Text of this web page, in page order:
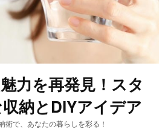
力を再発見！スタ
納とDIYアイデア
術で、あなたの暮らしを彩る！